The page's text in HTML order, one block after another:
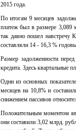
2015 года.
По итогам 9 месяцев
платеж был в размере 3,089
так давно пошел навстречу
составляли 14 - 16,3 %
Размер задолженности
кредита. Здесь квартальные
Одни из основных
месяцев на 10,8% и
снижением пассивов
Положительным моментом
они составили 3,02 млрд.